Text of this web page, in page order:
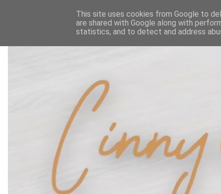
This site uses cookies from Google to
are shared with Google along with
statistics, and to detect and address